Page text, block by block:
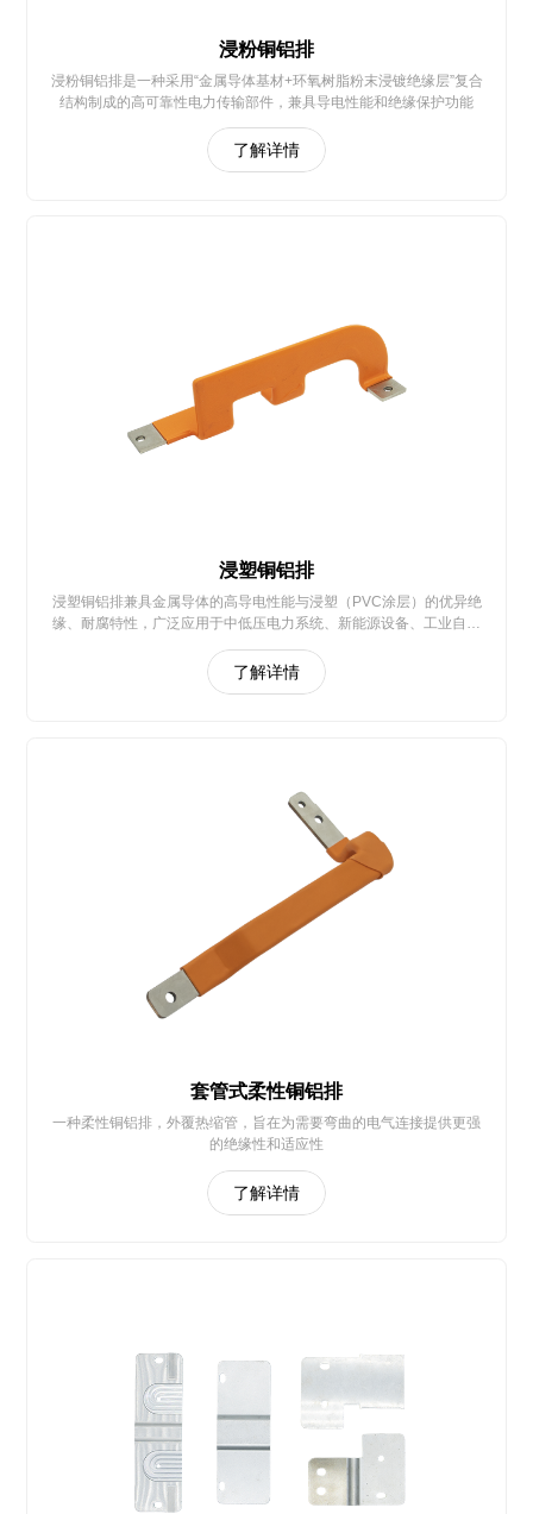
浸粉铜铝排
浸粉铜铝排是一种采用“金属导体基材+环氧树脂粉末浸镀绝缘层”复合
结构制成的高可靠性电力传输部件，兼具导电性能和绝缘保护功能
了解详情
浸塑铜铝排
浸塑铜铝排兼具金属导体的高导电性能与浸塑（PVC涂层）的优异绝
缘、耐腐特性，广泛应用于中低压电力系统、新能源设备、工业自动
了解详情
套管式柔性铜铝排
一种柔性铜铝排，外覆热缩管，旨在为需要弯曲的电气连接提供更强
的绝缘性和适应性
了解详情